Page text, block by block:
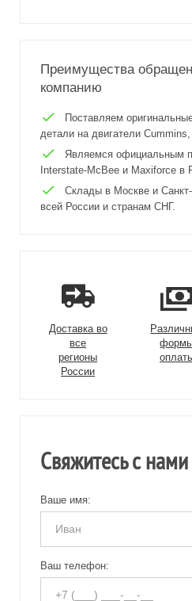
Преимущества
компанию
Поставляем
детали на двигатели
Являемся официальным
Interstate-McBee и Maxiforce в
Склады в Москве и
всей России и странам СНГ.
Доставка во
все
регионы
России
Свяжитесь с нами
Ваше имя:
Ваш телефон: